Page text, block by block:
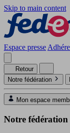
Skip to main content
Espace presse
Retour
Notre fédération
Mon espace
Notre fédération